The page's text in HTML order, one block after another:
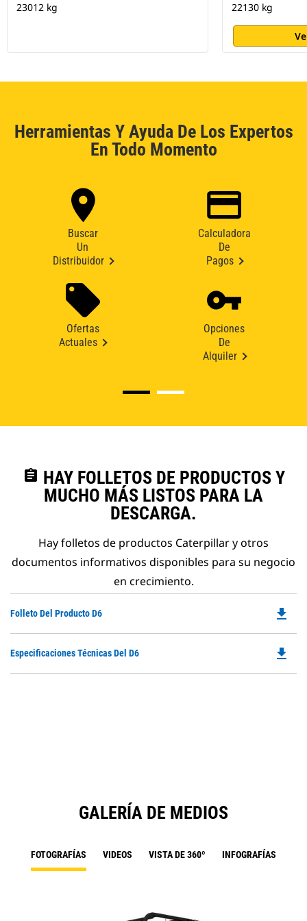
23012 kg 22130 kg
Herramientas Y Ayuda De Los Expertos
En Todo Momento
Buscar
Un
Distribuidor
Calculadora
De
Pagos
Ofertas
Actuales
Opciones
De
Alquiler
assignment HAY FOLLETOS DE PRODUCTOS Y
MUCHO MÁS LISTOS PARA LA
DESCARGA.
Hay folletos de productos Caterpillar y otros
documentos informativos disponibles para su negocio
en crecimiento.
Folleto Del Producto D6
a
file_download
Especificaciones Técnicas Del D6 file_download
GALERÍA DE MEDIOS
FOTOGRAFÍAS VIDEOS VISTA DE 360º INFOGRAFÍAS